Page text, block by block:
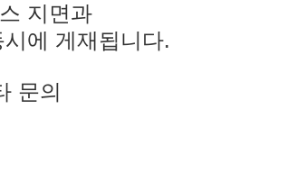
지면과
에 게재됩니다.
문의